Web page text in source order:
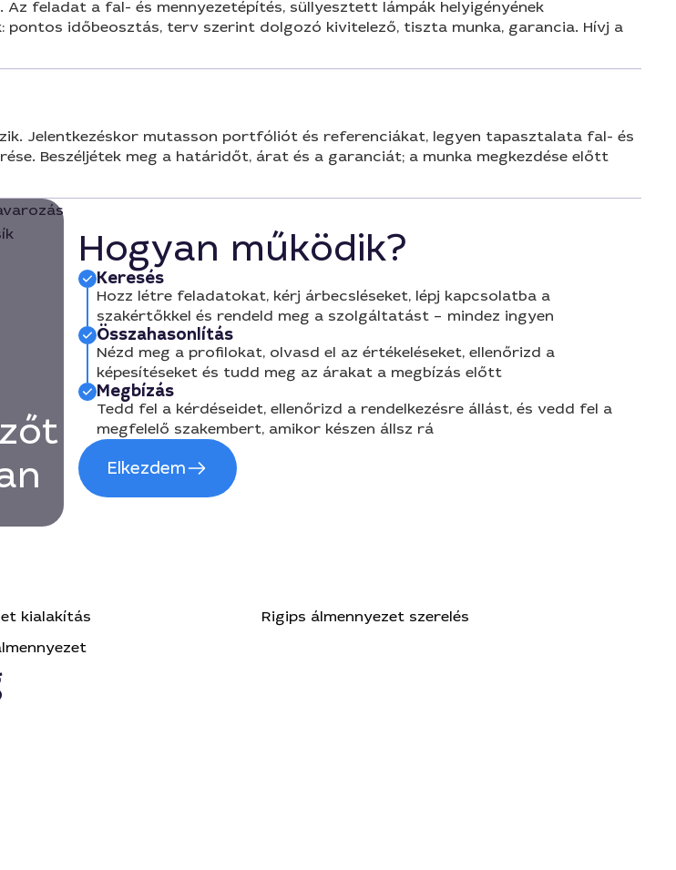
feladat a fal- és mennyezetépítés, süllyesztett lámpák helyigényének
pontos időbeosztás, terv szerint dolgozó kivitelező, tiszta munka, garancia. Hívj a
Jelentkezéskor mutasson portfóliót és referenciákat, legyen tapasztalata fal- és
Beszéljétek meg a határidőt, árat és a garanciát; a munka megkezdése előtt
Hogyan működik?
Keresés
Hozz létre feladatokat, kérj árbecsléseket, lépj kapcsolatba a
szakértőkkel és rendeld meg a szolgáltatást – mindez ingyen
Összahasonlítás
Nézd meg a profilokat, olvasd el az értékeléseket, ellenőrizd a
képesítéseket és tudd meg az árakat a megbízás előtt
Megbízás
Tedd fel a kérdéseidet, ellenőrizd a rendelkezésre állást, és vedd fel a
megfelelő szakembert, amikor készen állsz rá
Elkezdem
kialakítás
Rigips álmennyezet szerelés